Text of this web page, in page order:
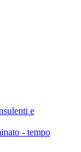
e
- tempo